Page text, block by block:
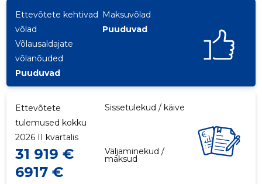
Ettevõtete kehtivad
võlad
Maksuvõlad
Puuduvad
Võlausaldajate
võlanõuded
Puuduvad
Ettevõtete
tulemused kokku
2026 II kvartalis
Sissetulekud / käive
31 919 € Väljaminekud /
maksud
6917 €